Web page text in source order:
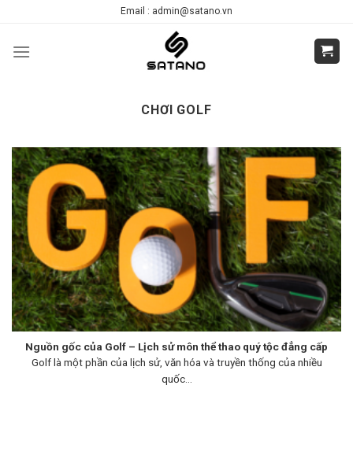
content
Email : admin@satano.vn
CHƠI GOLF
Nguồn gốc của Golf – Lịch sử môn thể thao quý tộc đẳng cấp
Golf là một phần của lịch sử, văn hóa và truyền thống của nhiều
quốc...